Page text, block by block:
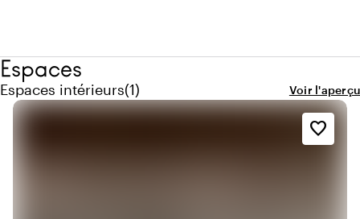
Espaces
Espaces intérieurs
Quantité de espaces intérieurs : 1
(1) Voir l'aperçu
favorite_border